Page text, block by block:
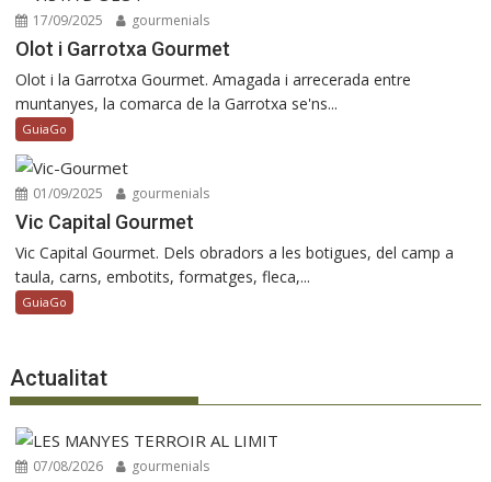
17/09/2025 gourmenials
Olot i Garrotxa Gourmet
Olot i la Garrotxa Gourmet. Amagada i arrecerada entre
muntanyes, la comarca de la Garrotxa se'ns...
GuiaGo
01/09/2025 gourmenials
Vic Capital Gourmet
Vic Capital Gourmet. Dels obradors a les botigues, del camp a
taula, carns, embotits, formatges, fleca,...
GuiaGo
Actualitat
07/08/2026 gourmenials